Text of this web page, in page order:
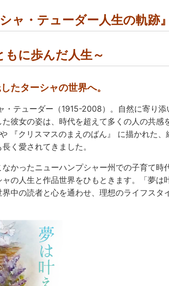
ャ・テューダー人生の軌跡』
もに歩んだ人生～
たターシャの世界へ。
・テューダー（1915-2008）。自然に寄り
彼女の姿は、時代を超えて多くの人の共感
『クリスマスのまえのばん』 に描かれた、
く愛されてきました。
かったニューハンプシャー州での子育て時
の人生と作品世界をひもときます。「夢は
中の読者と心を通わせ、理想のライフスタ